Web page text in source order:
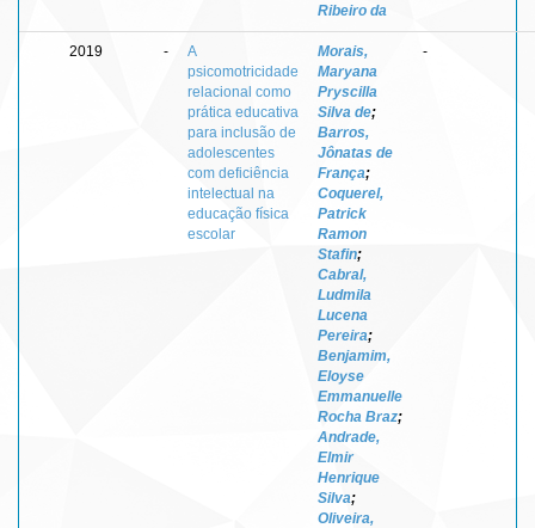
Ribeiro da
2019 -
A
psicomotricidade
relacional como
prática educativa
para inclusão de
adolescentes
com deficiência
intelectual na
educação física
escolar
Morais,
Maryana
Pryscilla
Silva de;
Barros,
Jônatas de
França;
Coquerel,
Patrick
Ramon
Stafin;
Cabral,
Ludmila
Lucena
Pereira;
Benjamim,
Eloyse
Emmanuelle
Rocha Braz;
Andrade,
Elmir
Henrique
Silva;
Oliveira,
-